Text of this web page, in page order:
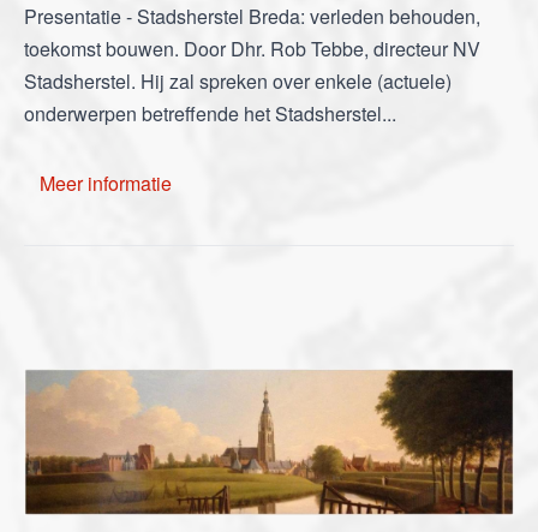
Presentatie - Stadsherstel Breda: verleden behouden,
toekomst bouwen. Door Dhr. Rob Tebbe, directeur NV
Stadsherstel. Hij zal spreken over enkele (actuele)
onderwerpen betreffende het Stadsherstel...
Meer informatie